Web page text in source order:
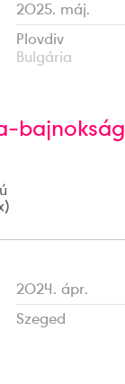
2025. máj.
Plovdiv
Bulgária
bajnokság
2024. ápr.
Szeged